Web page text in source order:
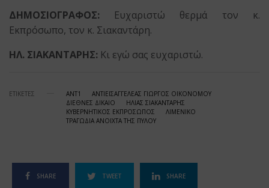
ΔΗΜΟΣΙΟΓΡΑΦΟΣ: Ευχαριστώ θερμά τον κ.
Εκπρόσωπο, τον κ. Σιακαντάρη.
ΗΛ. ΣΙΑΚΑΝΤΑΡΗΣ: Κι εγώ σας ευχαριστώ.
ΕΤΙΚΕΤΕΣ ΑΝΤ1
ΑΝΤΙΕΙΣΑΓΓΕΛΕΑΣ ΓΙΩΡΓΟΣ ΟΙΚΟΝΟΜΟΥ
ΔΙΕΘΝΕΣ ΔΙΚΑΙΟ
ΗΛΙΑΣ ΣΙΑΚΑΝΤΑΡΗΣ
ΚΥΒΕΡΝΗΤΙΚΟΣ ΕΚΠΡΟΣΩΠΟΣ
ΛΙΜΕΝΙΚΟ
ΤΡΑΓΩΔΙΑ ΑΝΟΙΧΤΑ ΤΗΣ ΠΥΛΟΥ
SHARE TWEET SHARE